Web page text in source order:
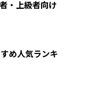
・上級者向け
め人気ランキ